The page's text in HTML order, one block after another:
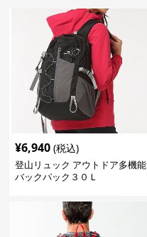
¥6,940 (税込)
登山リュック アウトドア多機能
バックパック３０Ｌ